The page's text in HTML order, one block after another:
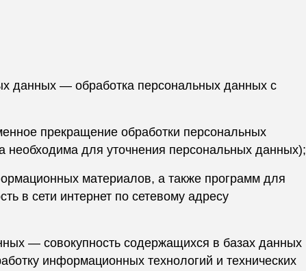
данных — обработка персональных данных с
прекращение обработки персональных
необходима для уточнения персональных данных);
материалов, а также программ для
в сети интернет по сетевому адресу
— совокупность содержащихся в базах данных
информационных технологий и технических